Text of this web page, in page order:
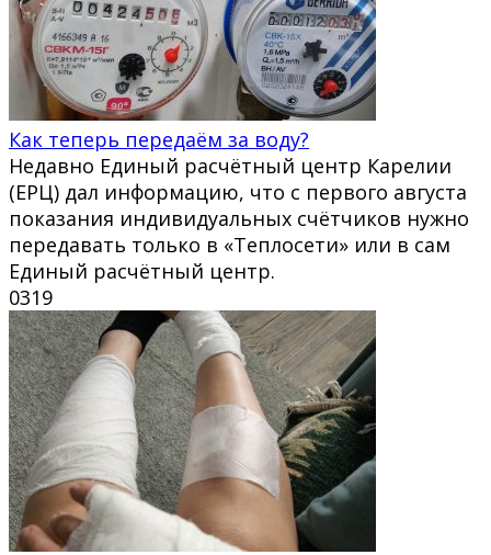
Как теперь передаём за воду?
Недавно Единый расчётный центр Карелии
(ЕРЦ) дал информацию, что с первого августа
показания индивидуальных счётчиков нужно
передавать только в «Теплосети» или в сам
Единый расчётный центр.
0319